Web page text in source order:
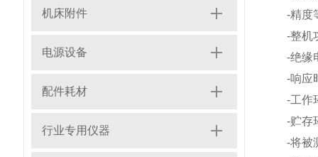
机床附件
电源设备
配件耗材
行业专用仪器
-精度
-整机
-绝缘
-响应
-工作
-贮存
-将被